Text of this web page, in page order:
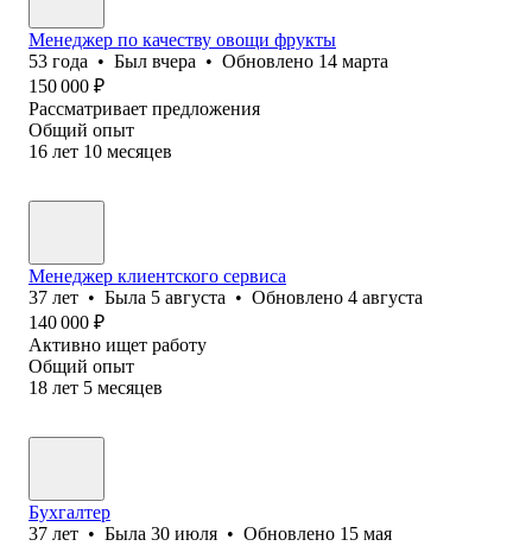
Менеджер по качеству овощи фрукты
53 года • Был вчера • Обновлено 14 марта
150 000 ₽
Рассматривает предложения
Общий опыт
16 лет 10 месяцев
Менеджер клиентского сервиса
37 лет • Была 5 августа • Обновлено 4 августа
140 000 ₽
Активно ищет работу
Общий опыт
18 лет 5 месяцев
Бухгалтер
37 лет • Была 30 июля • Обновлено 15 мая